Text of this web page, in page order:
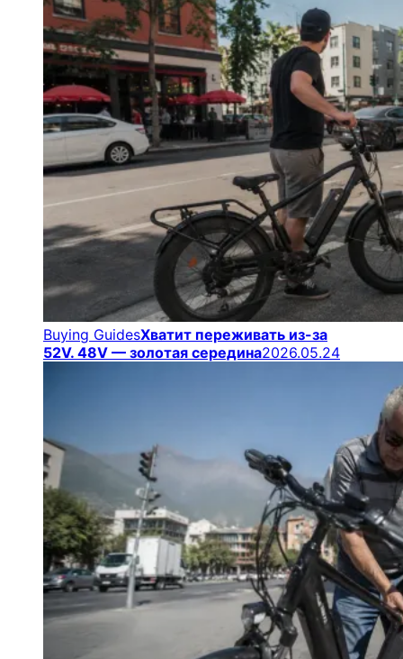
Buying GuidesХватит переживать из-за
52V. 48V — золотая середина2026.05.24